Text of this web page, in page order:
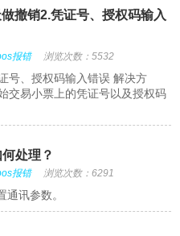
撤销2.凭证号、授权码输入
报错 浏览次数：5532
号、授权码输入错误 解决方
交易小票上的凭证号以及授权码
处理？
报错 浏览次数：6291
讯参数。